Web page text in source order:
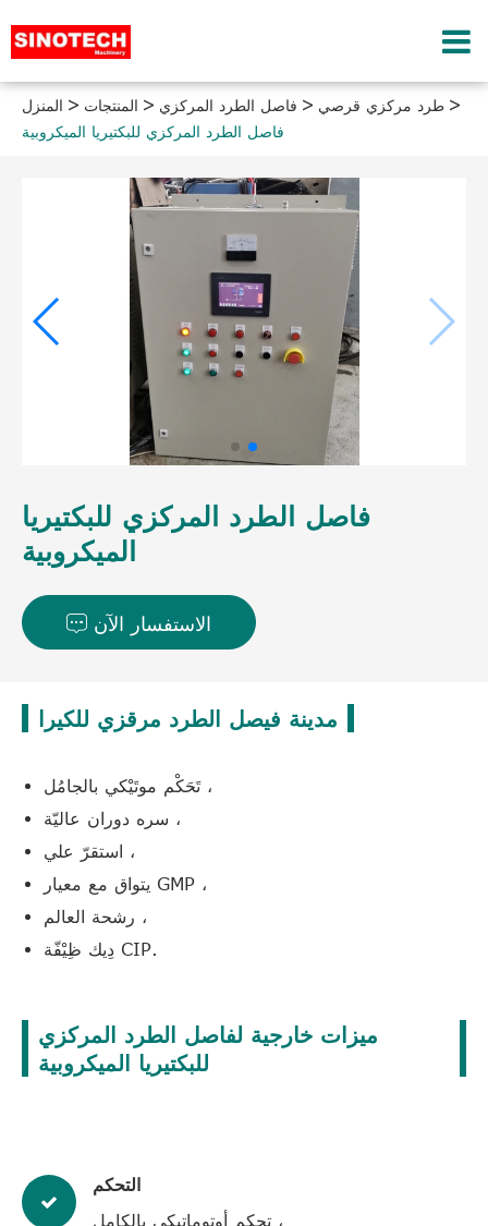
المنزل المنتجات فاصل الطرد المركزي
طرد مركزي قرصي
فاصل الطرد المركزي للبكتيريا الميكروبية
فاصل الطرد المركزي للبكتيريا
الميكروبية
 الاستفسار الآن
مدينة فيصل الطرد مرقزي للكيرا
تَحَكْم موتَيْكي بالجامُل ،
سره دوران عاليّة ،
استقرّ علي ،
يتواق مع معيار GMP ،
رشحة العالم ،
دِيك ظِيْفّة CIP.
ميزات خارجية لفاصل الطرد المركزي
للبكتيريا الميكروبية
التحكم
تحكم أوتوماتيكي بالكامل ،